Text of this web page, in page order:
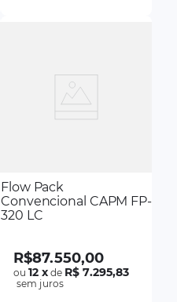
Flow Pack
Convencional CAPM FP-
320 LC
R$87.550,00
ou12 xde R$ 7.295,83
sem juros